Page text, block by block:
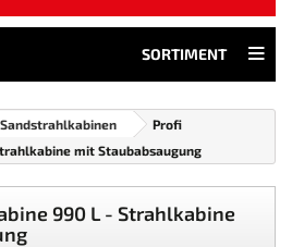
SORTIMENT
Sandstrahlkabinen
Profi
mit Staubabsaugung
990 L - Strahlkabine